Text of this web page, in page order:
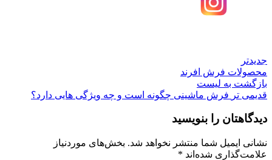
جدیدتر
محصولات فرش افرند
بازگشت به لیست
قدیمی تر فرش ماشینی چگونه است و چه ویژگی هایی دارد؟
دیدگاهتان را بنویسید
نشانی ایمیل شما منتشر نخواهد شد. بخش‌های موردنیاز
علامت‌گذاری شده‌اند *